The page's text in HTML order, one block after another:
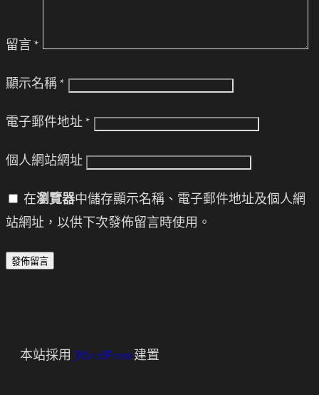
留言 *
顯示名稱 *
電子郵件地址 *
個人網站網址
在瀏覽器中儲存顯示名稱、電子郵件地址及個人網
站網址，以供下次發佈留言時使用。
本站採用 WordPress 建置